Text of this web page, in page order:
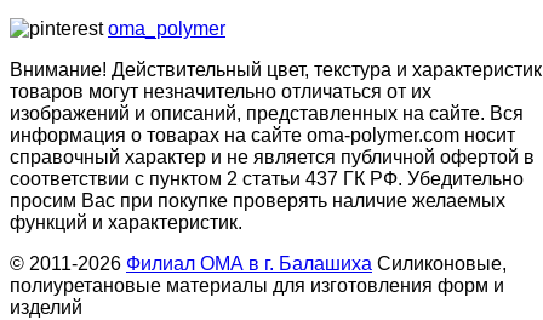
oma_polymer
Внимание! Действительный цвет, текстура и
товаров могут незначительно отличаться от их
изображений и описаний, представленных на сайте. Вся
информация о товарах на сайте oma-polymer.com носит
справочный характер и не является публичной офертой в
соответствии с пунктом 2 статьи 437 ГК РФ. Убедительно
просим Вас при покупке проверять наличие желаемых
функций и характеристик.
© 2011-2026 Филиал ОМА в г. Балашиха Силиконовые,
полиуретановые материалы для изготовления форм и
изделий